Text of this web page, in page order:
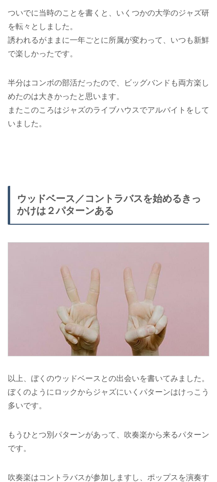
ついでに当時のことを書くと、いくつかの大学のジャズ研
を転々としました。
誘われるがままに一年ごとに所属が変わって、いつも新鮮
で楽しかったです。
半分はコンボの部活だったので、ビッグバンドも両方楽し
めたのは大きかったと思います。
またこのころはジャズのライブハウスでアルバイトをして
いました。
ウッドベース／コントラバスを始めるきっ
かけは２パターンある
以上、ぼくのウッドベースとの出会いを書いてみました。
ぼくのようにロックからジャズにいくパターンはけっこう
多いです。
もうひとつ別パターンがあって、吹奏楽から来るパターン
です。
吹奏楽はコントラバスが参加しますし、ポップスを演奏す